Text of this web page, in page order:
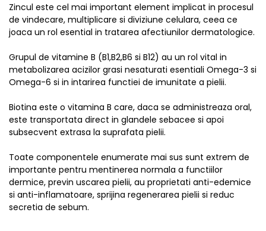
Zincul este cel mai important element implicat in procesul
de vindecare, multiplicare si diviziune celulara, ceea ce
joaca un rol esential in tratarea afectiunilor dermatologice.
Grupul de vitamine B (B1,B2,B6 si B12) au un rol vital in
metabolizarea acizilor grasi nesaturati esentiali Omega-3 si
Omega-6 si in intarirea functiei de imunitate a pielii.
Biotina este o vitamina B care, daca se administreaza oral,
este transportata direct in glandele sebacee si apoi
subsecvent extrasa la suprafata pielii.
Toate componentele enumerate mai sus sunt extrem de
importante pentru mentinerea normala a functiilor
dermice, previn uscarea pielii, au proprietati anti-edemice
si anti-inflamatoare, sprijina regenerarea pielii si reduc
secretia de sebum.